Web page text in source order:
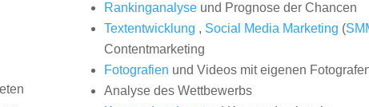
Rankinganalyseund Prognose der Chancen
Textentwicklung , Social Media Marketing (
Contentmarketing
Fotografien und Videos mit eigenen
Analyse des Wettbewerbs